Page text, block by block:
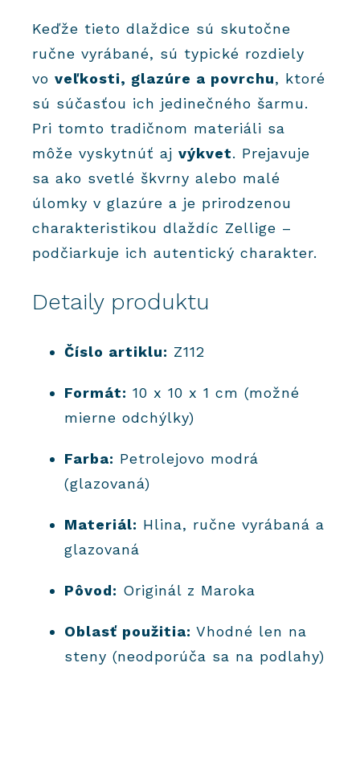
Keďže tieto dlaždice sú skutočne
ručne vyrábané, sú typické rozdiely
vo veľkosti, glazúre a povrchu, ktoré
sú súčasťou ich jedinečného šarmu.
Pri tomto tradičnom materiáli sa
môže vyskytnúť aj výkvet. Prejavuje
sa ako svetlé škvrny alebo malé
úlomky v glazúre a je prirodzenou
charakteristikou dlaždíc Zellige –
podčiarkuje ich autentický charakter.
Detaily produktu
Číslo artiklu: Z112
Formát: 10 x 10 x 1 cm (možné
mierne odchýlky)
Farba: Petrolejovo modrá
(glazovaná)
Materiál: Hlina, ručne vyrábaná a
glazovaná
Pôvod: Originál z Maroka
Oblasť použitia: Vhodné len na
steny (neodporúča sa na podlahy)